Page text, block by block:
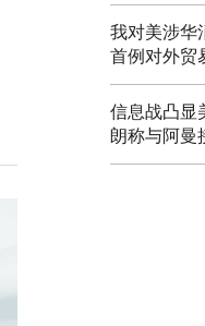
我对美涉华
首例对外贸
信息战凸显
朗称与阿曼